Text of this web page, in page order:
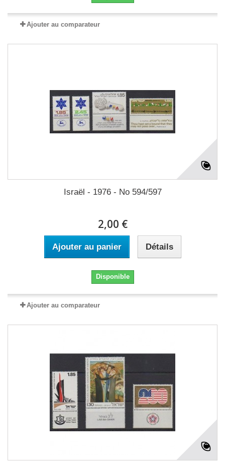
Ajouter au comparateur
Israël - 1976 - No 594/597
2,00 €
Ajouter au panier Détails
Disponible
Ajouter au comparateur